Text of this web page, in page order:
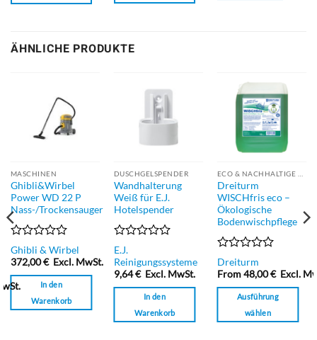
ÄHNLICHE PRODUKTE
MASCHINEN
Ghibli&Wirbel
Power WD 22 P
Nass-/Trockensauger
Bewertet
mit
0
von
5
Ghibli & Wirbel
372,00€ Excl. MwSt.
In den
Warenkorb
DUSCHGELSPENDER
Wandhalterung
Weiß für E.J.
Hotelspender
Bewertet
mit
0
von
5
E.J.
Reinigungssysteme
9,64€ Excl. MwSt.
In den
Warenkorb
Dreiturm
WISCHfris eco –
Ökologische
Bodenwischpflege
Bewertet
mit
0
Dreiturm
From48,00€ Excl.
Ausführung
wählen